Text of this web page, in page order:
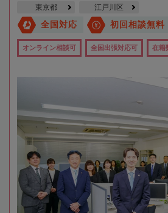
東京都 江戸川区
全国対応 初回相談無料
オンライン相談可 全国出張対応可 在籍